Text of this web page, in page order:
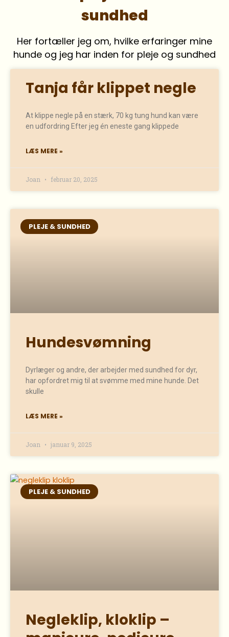
sundhed
Her fortæller jeg om, hvilke erfaringer mine
hunde og jeg har inden for pleje og sundhed
Tanja får klippet negle
At klippe negle på en stærk, 70 kg tung hund kan være
en udfordring Efter jeg én eneste gang klippede
LÆS MERE »
Joan februar 20, 2025
PLEJE & SUNDHED
Hundesvømning
Dyrlæger og andre, der arbejder med sundhed for dyr,
har opfordret mig til at svømme med mine hunde. Det
skulle
LÆS MERE »
Joan januar 9, 2025
PLEJE & SUNDHED
Negleklip, kloklip –